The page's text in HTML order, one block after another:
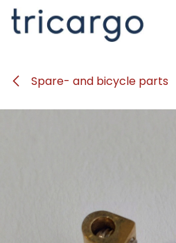
Se rendre au contenu
Spare- and bicycle parts